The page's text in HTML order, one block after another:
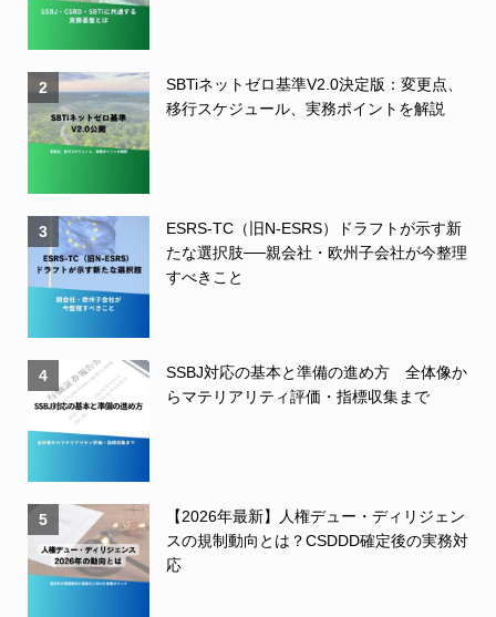
2
SBTiネットゼロ基準V2.0決定版：変更点、
移行スケジュール、実務ポイントを解説
3
ESRS-TC（旧N-ESRS）ドラフトが示す新
たな選択肢──親会社・欧州子会社が今整理
すべきこと
4
SSBJ対応の基本と準備の進め方 全体像か
らマテリアリティ評価・指標収集まで
5
【2026年最新】人権デュー・ディリジェン
スの規制動向とは？CSDDD確定後の実務対
応